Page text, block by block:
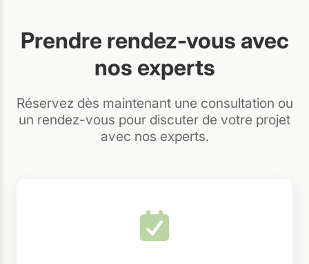
Prendre rendez-vous avec
nos experts
Réservez dès maintenant une consultation ou
un rendez-vous pour discuter de votre projet
avec nos experts.